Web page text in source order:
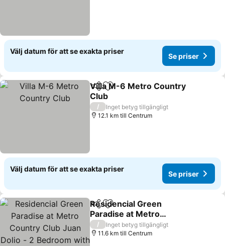
Välj datum för att se exakta priser
Se priser
Dela Lägg till i Mina Favoriter
Villa M-6 Metro Country
Club
/
Inget betyg tillgängligt
12.1 km till Centrum
Välj datum för att se exakta priser
Se priser
Dela Lägg till i Mina Favoriter
Residencial Green
Paradise at Metro
Country Club Juan Dolio -
2 Bedroom with Balcony
/
Inget betyg tillgängligt
11.6 km till Centrum